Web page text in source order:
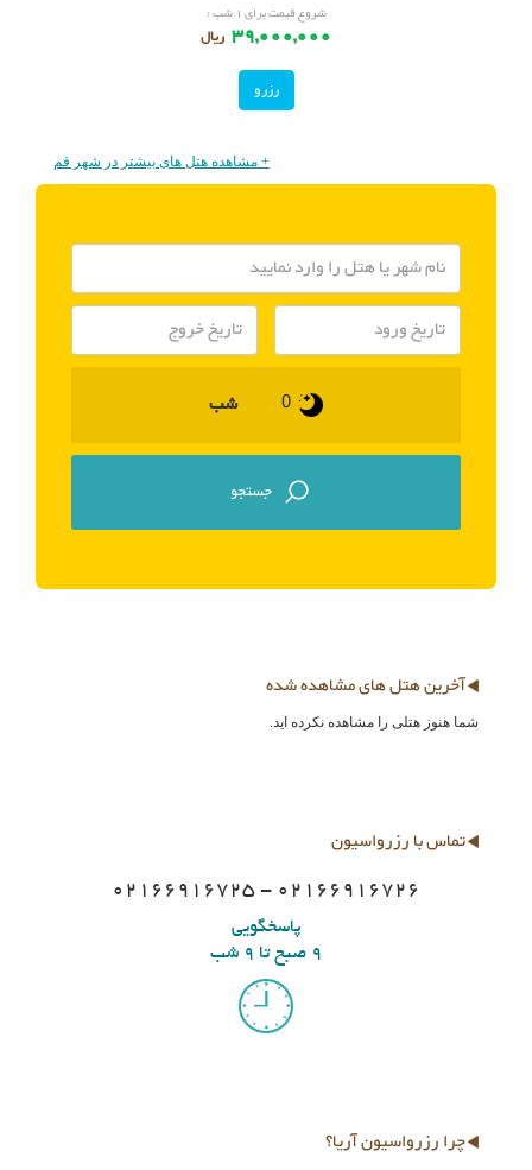
شروع قیمت برای ۱ شب :
39,000,000 ریال
رزرو
+ مشاهده هتل های بیشتر در شهر قم
شب
آخرین هتل های مشاهده شده
شما هنوز هتلی را مشاهده نکرده اید.
تماس با رزرواسیون
02166916725 - 02166916726
پاسخگویی
9 صبح تا 9 شب
چرا رزرواسیون آریا؟